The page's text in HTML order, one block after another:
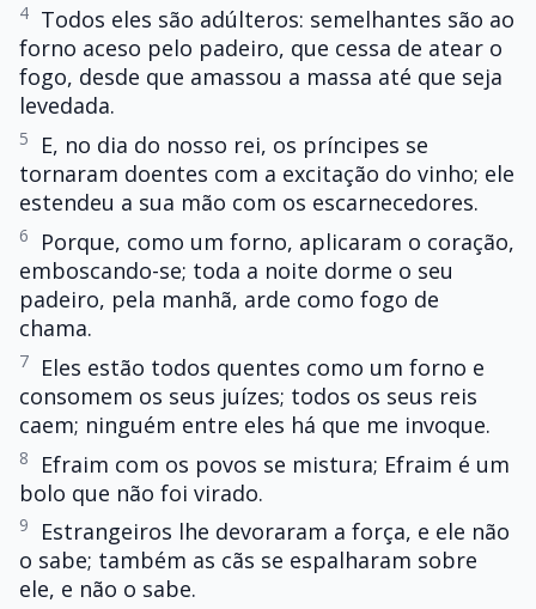
4 Todos eles são adúlteros: semelhantes são ao
forno aceso pelo padeiro, que cessa de atear o
fogo, desde que amassou a massa até que seja
levedada.
5
E, no dia do nosso rei, os príncipes se
tornaram doentes com a excitação do vinho; ele
estendeu a sua mão com os escarnecedores.
6
Porque, como um forno, aplicaram o coração,
emboscando-se; toda a noite dorme o seu
padeiro, pela manhã, arde como fogo de
chama.
7
Eles estão todos quentes como um forno e
consomem os seus juízes; todos os seus reis
caem; ninguém entre eles há que me invoque.
8
Efraim com os povos se mistura; Efraim é um
bolo que não foi virado.
9
Estrangeiros lhe devoraram a força, e ele não
o sabe; também as cãs se espalharam sobre
ele, e não o sabe.